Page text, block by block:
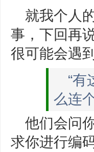
就我个人
事，下回再
很可能会遇
“有
么连
他们会问
求你进行编